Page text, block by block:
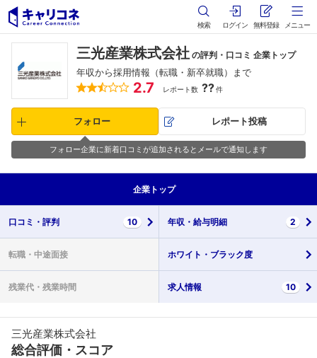
検索 ログイン 無料登録 メニュー
三光産業株式会社 の評判・口コミ 企業トップ
年収から採用情報（転職・新卒就職）まで
2.7 レポート数 ??件
フォロー レポート投稿
フォロー企業に新着口コミが追加されるとメールで通知します
企業 トップ
口コミ・ 評判 10 年収・ 給与明細 2
転職・ 中途面接 ホワイト・ ブラック度
残業代・ 残業時間 求人情報 10
三光産業株式会社
総合評価・スコア